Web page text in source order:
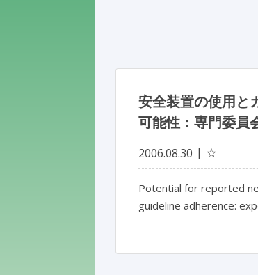
安全装置の使用と
可能性：専門委員
2006.08.30 ☆
Potential for reported
guideline adherence: